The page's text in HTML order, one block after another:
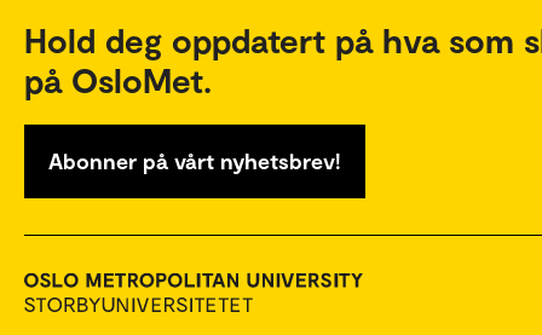
Hold deg oppdatert på hva som
på OsloMet.
Abonner på vårt nyhetsbrev!